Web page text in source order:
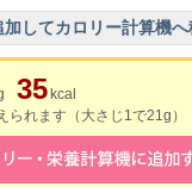
してカロリー計算機
35 kcal
られます（大さじ1で21g）